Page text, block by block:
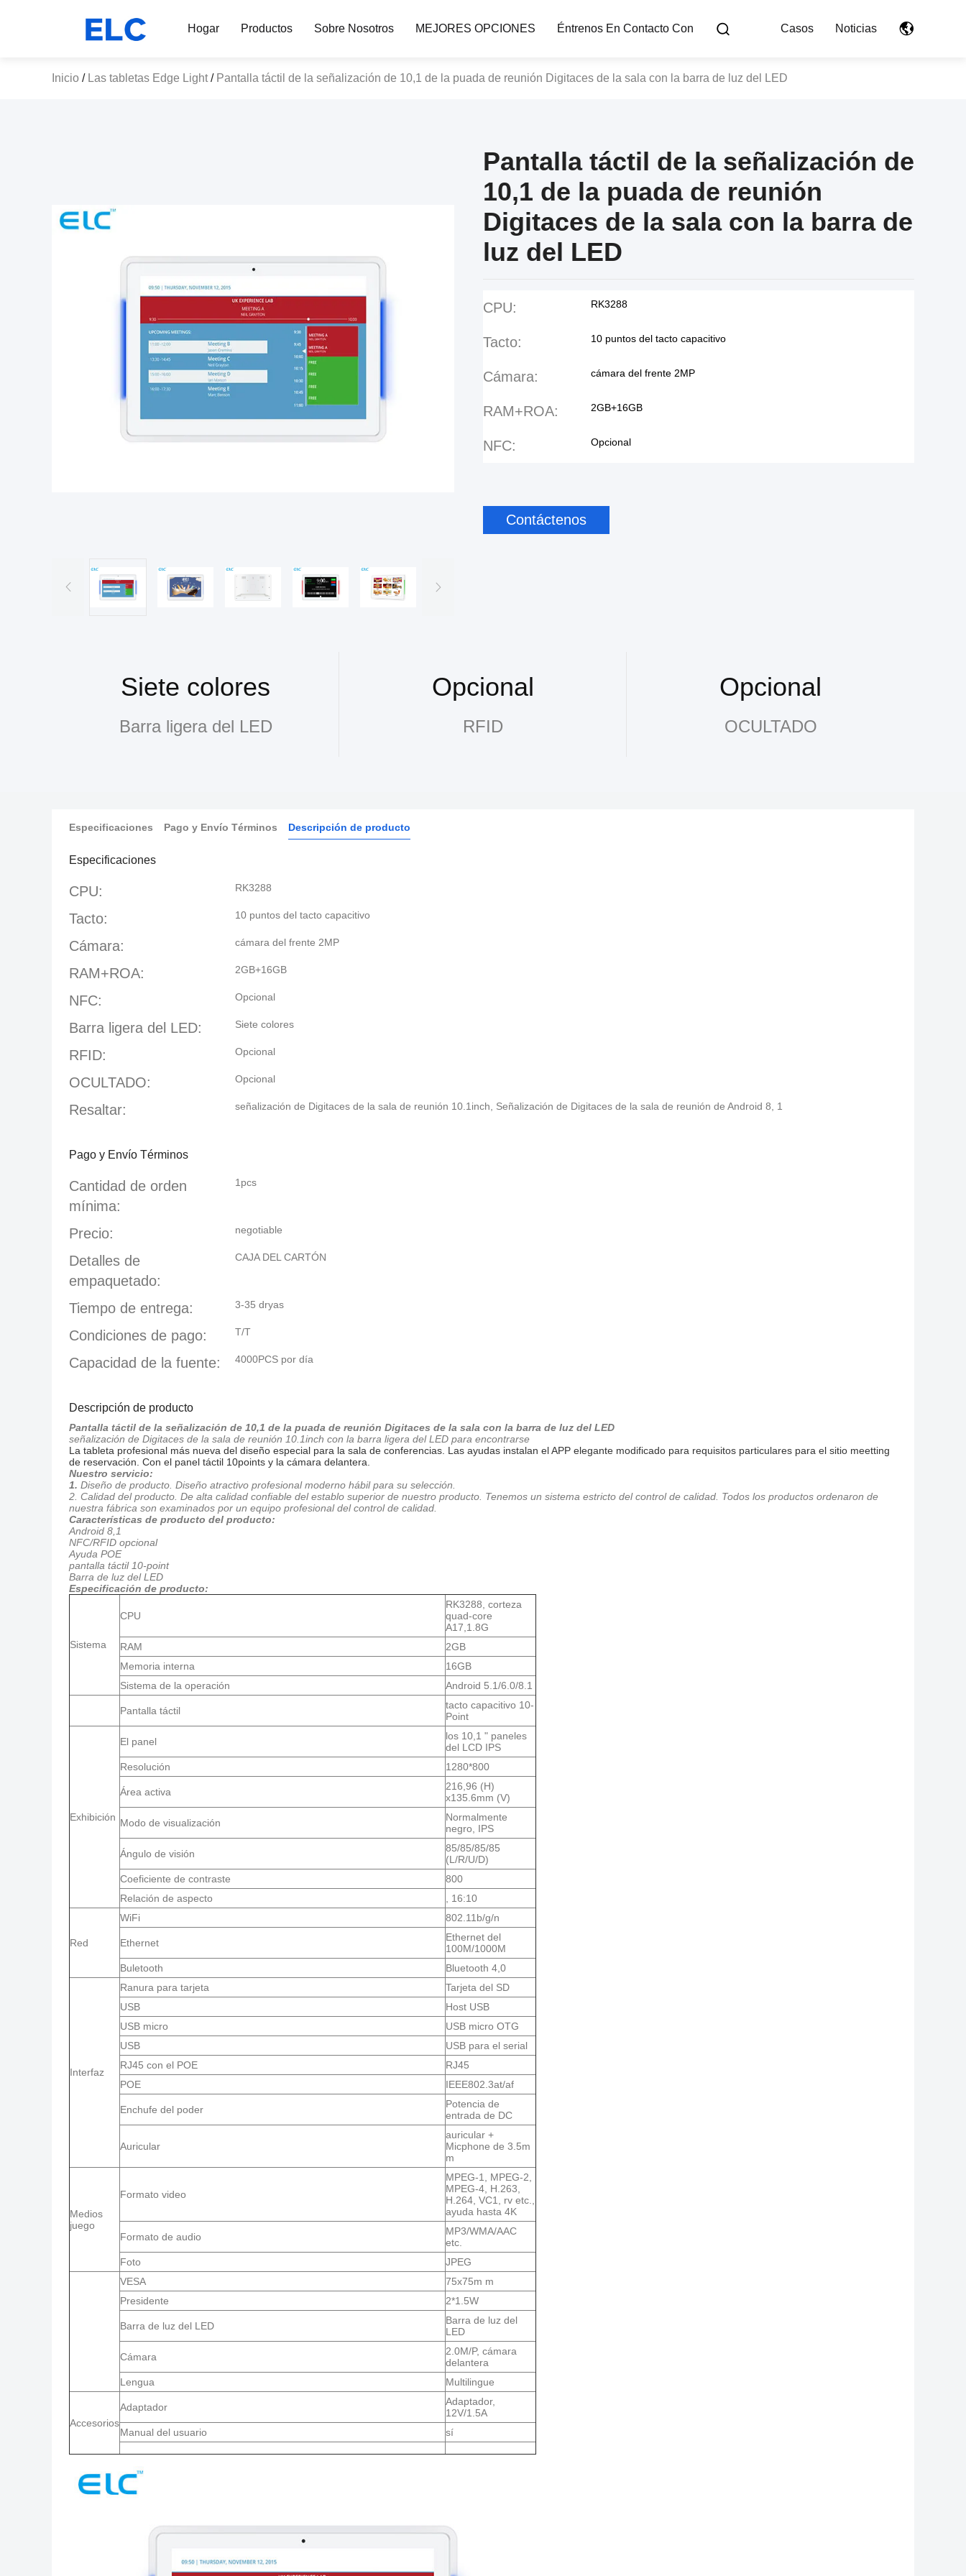
Hogar Productos Sobre Nosotros MEJORES OPCIONES Éntrenos En Contacto Con Casos Noticias
Inicio / Las tabletas Edge Light / Pantalla táctil de la señalización de 10,1 de la puada de reunión Digitaces de la sala con la barra de luz del LED
Pantalla táctil de la señalización de
10,1 de la puada de reunión
Digitaces de la sala con la barra de
luz del LED
CPU: RK3288
Tacto: 10 puntos del tacto capacitivo
Cámara: cámara del frente 2MP
RAM+ROA: 2GB+16GB
NFC: Opcional
Contáctenos
Siete colores
Barra ligera del LED
Opcional
RFID
Opcional
OCULTADO
Especificaciones Pago y Envío Términos Descripción de producto
Especificaciones
CPU: RK3288
Tacto: 10 puntos del tacto capacitivo
Cámara: cámara del frente 2MP
RAM+ROA: 2GB+16GB
NFC: Opcional
Barra ligera del LED: Siete colores
RFID: Opcional
OCULTADO: Opcional
Resaltar: señalización de Digitaces de la sala de reunión 10.1inch Señalización de Digitaces de la sala de reunión de Android 8 1
Pago y Envío Términos
Cantidad de orden
mínima:
1pcs
Precio: negotiable
Detalles de
empaquetado:
CAJA DEL CARTÓN
Tiempo de entrega: 3-35 dryas
Condiciones de pago: T/T
Capacidad de la fuente: 4000PCS por día
Descripción de producto
Pantalla táctil de la señalización de 10,1 de la puada de reunión Digitaces de la sala con la barra de luz del LED
señalización de Digitaces de la sala de reunión 10.1inch con la barra ligera del LED para encontrarse
La tableta profesional más nueva del diseño especial para la sala de conferencias. Las ayudas instalan el APP elegante modificado para requisitos particulares para el sitio meetting
de reservación. Con el panel táctil 10points y la cámara delantera.
Nuestro servicio:
1. Diseño de producto. Diseño atractivo profesional moderno hábil para su selección.
2. Calidad del producto. De alta calidad confiable del establo superior de nuestro producto. Tenemos un sistema estricto del control de calidad. Todos los productos ordenaron de
nuestra fábrica son examinados por un equipo profesional del control de calidad.
Características de producto del producto:
Android 8,1
NFC/RFID opcional
Ayuda POE
pantalla táctil 10-point
Barra de luz del LED
Especificación de producto:
Sistema
CPU
RK3288, corteza
quad-core
A17,1.8G
RAM
2GB
Memoria interna
16GB
Sistema de la operación
Android 5.1/6.0/8.1
Pantalla táctil
tacto capacitivo 10-
Point
Exhibición
El panel
los 10,1 " paneles
del LCD IPS
Resolución
1280*800
Área activa
216,96 (H)
x135.6mm (V)
Modo de visualización
Normalmente
negro, IPS
Ángulo de visión
85/85/85/85
(L/R/U/D)
Coeficiente de contraste
800
Relación de aspecto
, 16:10
Red
WiFi 802.11b/g/n
Ethernet
Ethernet del
100M/1000M
Buletooth
Bluetooth 4,0
Interfaz
Ranura para tarjeta
Tarjeta del SD
USB
Host USB
USB micro
USB micro OTG
USB
USB para el serial
RJ45 con el POE
RJ45
POE
IEEE802.3at/af
Enchufe del poder
Potencia de
entrada de DC
Auricular
auricular +
Micphone de 3.5m
m
Medios
juego
Formato video
MPEG-1, MPEG-2,
MPEG-4, H.263,
H.264, VC1, rv etc.,
ayuda hasta 4K
Formato de audio
MP3/WMA/AAC
etc.
Foto
JPEG
VESA
75x75m m
Presidente
2*1.5W
Barra de luz del LED
Barra de luz del
LED
Cámara
2.0M/P, cámara
delantera
Lengua
Multilingue
Accesorios
Adaptador
Adaptador,
12V/1.5A
Manual del usuario
sí